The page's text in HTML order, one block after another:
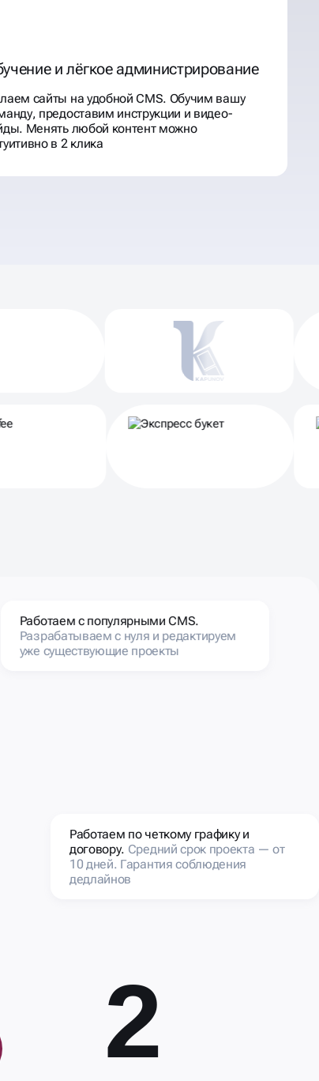
и лёгкое администрирование
сайты на удобной CMS. Обучим вашу
предоставим инструкции и видео-
Менять любой контент можно
в 2 клика
2
Работаем с популярными CMS.
Разрабатываем с нуля и редактируем
уже существующие проекты
Работаем по четкому графику и
договору. Средний срок проекта — от
10 дней. Гарантия соблюдения
дедлайнов